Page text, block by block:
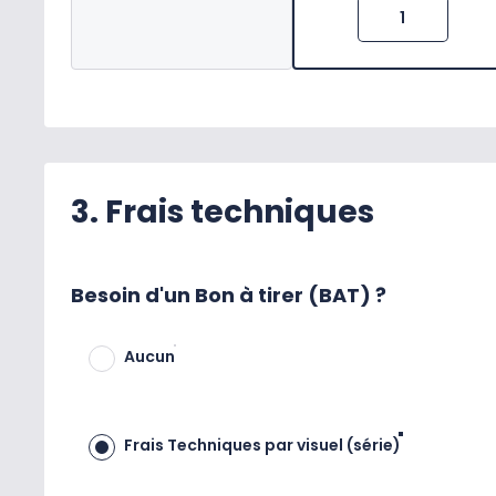
3. Frais techniques
Besoin d'un Bon à tirer (BAT) ?
Aucun
Frais Techniques par visuel (série)